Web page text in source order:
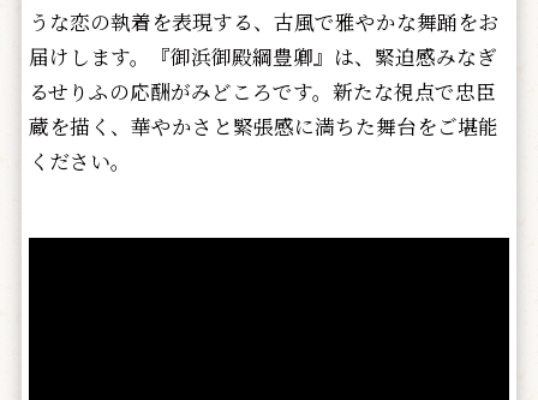
うな恋の執着を表現する、古風で雅やかな舞踊をお
届けします。『御浜御殿綱豊卿』は、緊迫感みなぎ
るせりふの応酬がみどころです。新たな視点で忠臣
蔵を描く、華やかさと緊張感に満ちた舞台をご堪能
ください。